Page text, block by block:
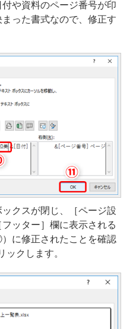
や資料のページ番号が印
った書式なので、修正す
クスが閉じ、［ページ設
ッター］欄に表示される
に修正されたことを確認
クします。